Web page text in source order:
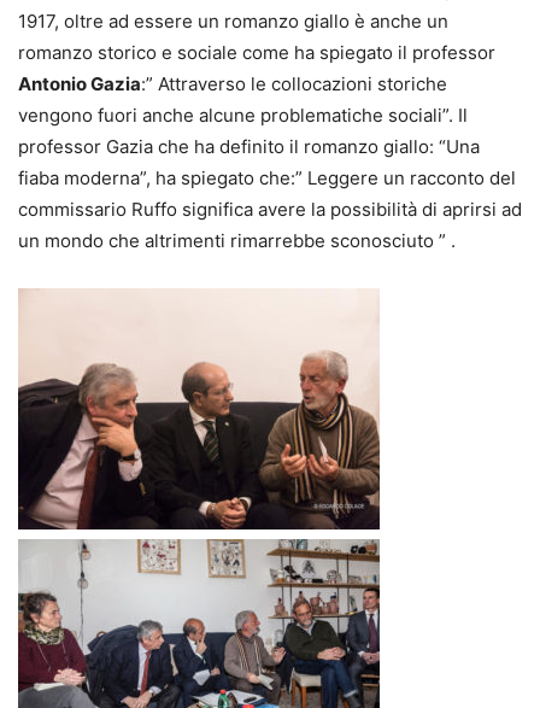
1917, oltre ad essere un romanzo giallo è anche un
romanzo storico e sociale come ha spiegato il professor
Antonio Gazia:” Attraverso le collocazioni storiche
vengono fuori anche alcune problematiche sociali”. Il
professor Gazia che ha definito il romanzo giallo: “Una
fiaba moderna”, ha spiegato che:” Leggere un racconto del
commissario Ruffo significa avere la possibilità di aprirsi ad
un mondo che altrimenti rimarrebbe sconosciuto ” .